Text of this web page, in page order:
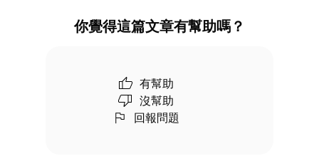
你覺得這篇文章有幫助嗎？
有幫助
沒幫助
回報問題